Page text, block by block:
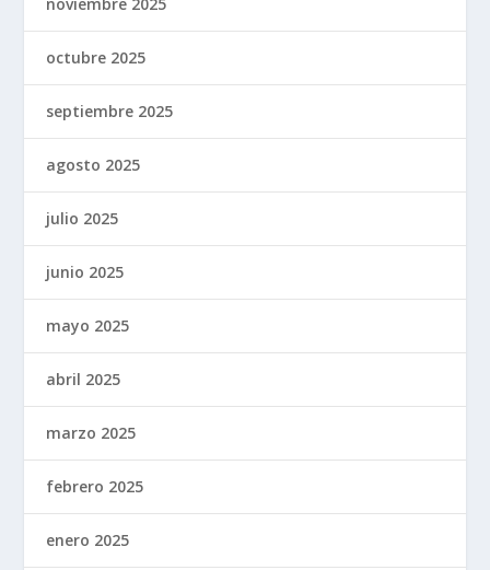
octubre 2025
septiembre 2025
agosto 2025
julio 2025
junio 2025
mayo 2025
abril 2025
marzo 2025
febrero 2025
enero 2025